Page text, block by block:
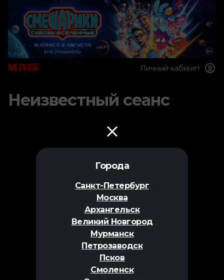
Города
Санкт-Петербург
Москва
Архангельск
Великий Новгород
Мурманск
Петрозаводск
Псков
Смоленск
Личный кабинет
Неизвестный сеанс